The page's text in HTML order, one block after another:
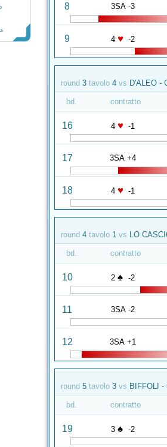
8 3SA -3
9 4 ♥ -2
round 3 tavolo 4 vs D'ALEO -
bd. contratto
16 4 ♥ -1
17 3SA +4
18 4 ♥ -1
round 4 tavolo 1 vs LO
bd. contratto
10 2 ♠ -2
11 3SA -2
12 3SA +1
round 5 tavolo 3 vs BIFFOLI -
bd. contratto
19 3 ♠ -2